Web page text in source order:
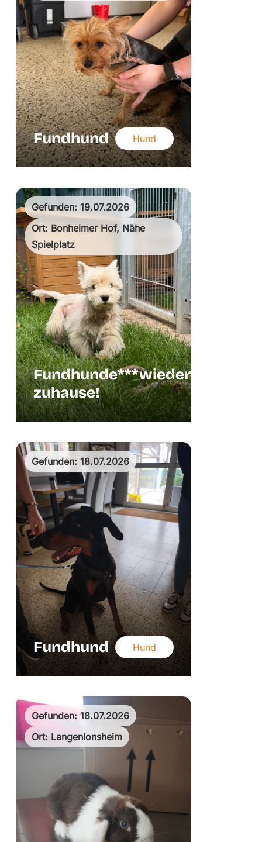
Fundhund Hund
Gefunden: 19.07.2026
Ort: Bonheimer Hof, Nähe
Spielplatz
Fundhunde***wieder
zuhause!
Gefunden: 18.07.2026
Fundhund Hund
Gefunden: 18.07.2026
Ort: Langenlonsheim